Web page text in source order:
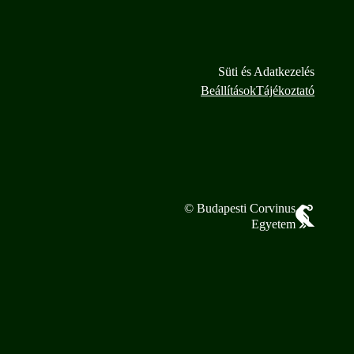
Süti és Adatkezelés
BeállításokTájékoztató
© Budapesti Corvinus
Egyetem